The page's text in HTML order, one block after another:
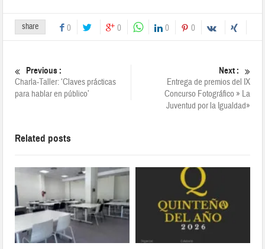
share 0 0 0 0
Previous :
Charla-Taller: ‘Claves prácticas
para hablar en público’
Next :
Entrega de premios del IX
Concurso Fotográfico » La
Juventud por la Igualdad»
Related posts